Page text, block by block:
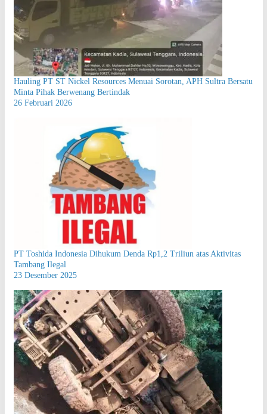
Hauling PT ST Nickel Resources Menuai Sorotan, APH Sultra Bersatu
Minta Pihak Berwenang Bertindak
26 Februari 2026
PT Toshida Indonesia Dihukum Denda Rp1,2 Triliun atas Aktivitas
Tambang Ilegal
23 Desember 2025